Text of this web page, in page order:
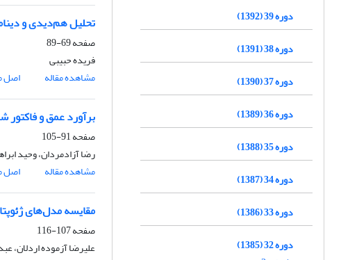
تحلیل هم‌دیدی و
صفحه69-89
فریده حبیبی
مشاهده مقاله
اصل
برآورد عمق و فاکتور
صفحه91-105
رضا آزادمردان، وحید
مشاهده مقاله
اصل
مقایسه مدل‌های
صفحه107-116
علیرضا آزموده اردلان،
دوره 39 (1392)
دوره 38 (1391)
دوره 37 (1390)
دوره 36 (1389)
دوره 35 (1388)
دوره 34 (1387)
دوره 33 (1386)
دوره 32 (1385)